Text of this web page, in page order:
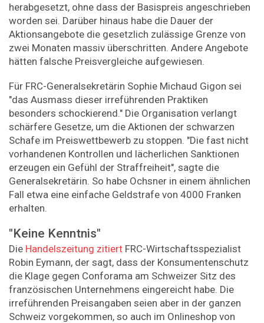
herabgesetzt, ohne dass der Basispreis angeschrieben
worden sei. Darüber hinaus habe die Dauer der
Aktionsangebote die gesetzlich zulässige Grenze von
zwei Monaten massiv überschritten. Andere Angebote
hätten falsche Preisvergleiche aufgewiesen.
Für FRC-Generalsekretärin Sophie Michaud Gigon sei
"das Ausmass dieser irreführenden Praktiken
besonders schockierend." Die Organisation verlangt
schärfere Gesetze, um die Aktionen der schwarzen
Schafe im Preiswettbewerb zu stoppen. "Die fast nicht
vorhandenen Kontrollen und lächerlichen Sanktionen
erzeugen ein Gefühl der Straffreiheit", sagte die
Generalsekretärin. So habe Ochsner in einem ähnlichen
Fall etwa eine einfache Geldstrafe von 4000 Franken
erhalten.
"Keine Kenntnis"
Die Handelszeitung zitiert FRC-Wirtschaftsspezialist
Robin Eymann, der sagt, dass der Konsumentenschutz
die Klage gegen Conforama am Schweizer Sitz des
französischen Unternehmens eingereicht habe. Die
irreführenden Preisangaben seien aber in der ganzen
Schweiz vorgekommen, so auch im Onlineshop von